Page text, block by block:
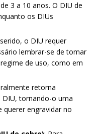
3 a 10 anos. O DIU de
os DIUs
o DIU requer
lembrar-se de tomar
de uso, como em
retorna
tornando-o uma
querer engravidar no